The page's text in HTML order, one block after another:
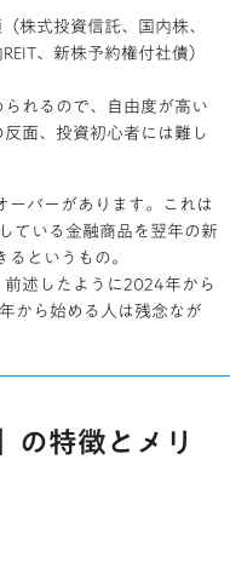
株式投資信託、国内株、
、新株予約権付社債）
れるので、自由度が高い
面、投資初心者には難し
ーバーがあります。これは
ている金融商品を翌年の新
というもの。
述したように2024年から
から始める人は残念なが
の特徴とメリ